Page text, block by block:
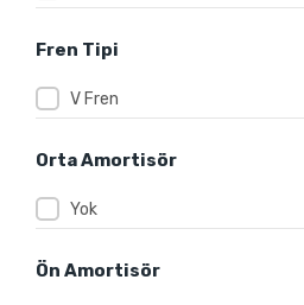
Fren Tipi
V Fren
Orta Amortisör
Yok
Ön Amortisör